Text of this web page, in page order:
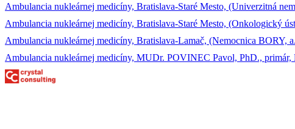
Ambulancia nukleárnej medicíny, Bratislava-Staré Mesto, (Univerzitná
Ambulancia nukleárnej medicíny, Bratislava-Staré Mesto, (Onkologický
Ambulancia nukleárnej medicíny, Bratislava-Lamač, (Nemocnica BORY,
Ambulancia nukleárnej medicíny, MUDr. POVINEC Pavol, PhD.,